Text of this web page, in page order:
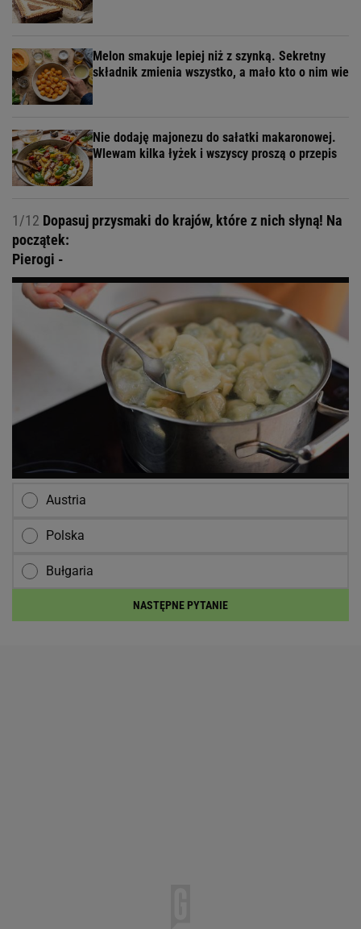
Melon smakuje lepiej niż z szynką. Sekretny
składnik zmienia wszystko, a mało kto o nim wie
Nie dodaję majonezu do sałatki makaronowej.
Wlewam kilka łyżek i wszyscy proszą o przepis
1/12 Dopasuj przysmaki do krajów, które z nich słyną! Na
początek:
Pierogi -
Austria
Polska
Bułgaria
NASTĘPNE PYTANIE